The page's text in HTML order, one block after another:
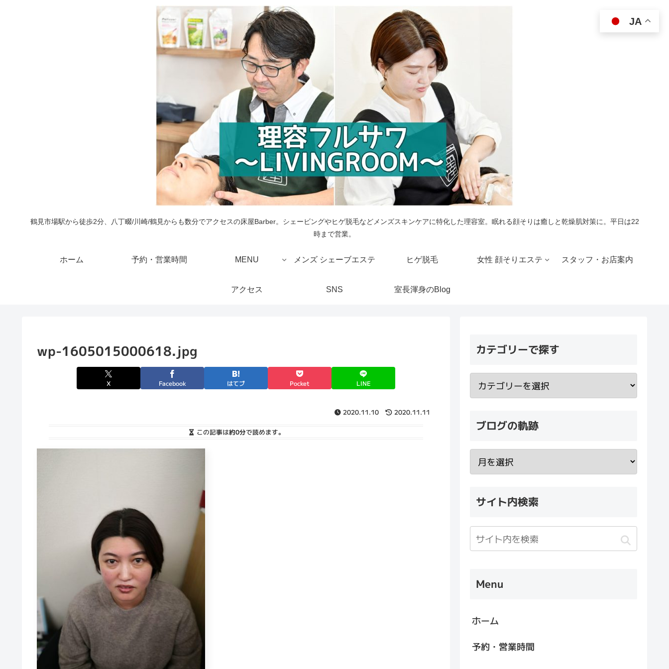
鶴見市場駅から徒歩2分、八丁畷/川崎/鶴見からも数分でアクセスの床屋Barber。シェービングやヒゲ脱毛などメンズスキンケアに特化した理容室。眠れる顔そりは癒しと乾燥肌対策に。平日は22
時まで営業。
ホーム 予約・営業時間 MENU メンズ シェーブエステ ヒゲ脱毛 女性 顔そりエステ スタッフ・お店案内
アクセス SNS 室長渾身のBlog
wp-1605015000618.jpg
X Facebook はてブ Pocket LINE
2020.11.10 2020.11.11
この記事は約0分で読めます。
カテゴリーで探す
ブログの軌跡
サイト内検索
Menu
ホーム
予約・営業時間
JA